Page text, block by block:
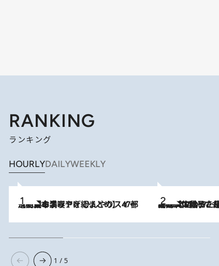
RANKING
ランキング
HOURLYDAILYWEEKLY
2026.8.5
【西日本エリアを総まとめ】 47都道府県の手みやげ ひんやりスイーツで夏を満喫 2026.8.5
【阿川佐和子さんの年とる力】なぜ70代で始めた趣味は“こんなに楽しい”のか？ ピアノ、俳句…スランプに陥っても続けられる“ある秘訣”とは
1 / 5